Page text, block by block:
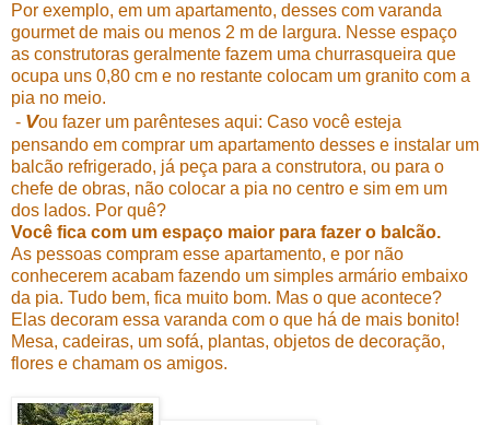
Por exemplo, em um apartamento, desses com varanda
gourmet de mais ou menos 2 m de largura. Nesse espaço
as construtoras geralmente fazem uma churrasqueira que
ocupa uns 0,80 cm e no restante colocam um granito com a
pia no meio.
- Vou fazer um parênteses aqui: Caso você esteja
pensando em comprar um apartamento desses e instalar um
balcão refrigerado, já peça para a construtora, ou para o
chefe de obras, não colocar a pia no centro e sim em um
dos lados. Por quê?
Você fica com um espaço maior para fazer o balcão.
As pessoas compram esse apartamento, e por não
conhecerem acabam fazendo um simples armário embaixo
da pia. Tudo bem, fica muito bom. Mas o que acontece?
Elas decoram essa varanda com o que há de mais bonito!
Mesa, cadeiras, um sofá, plantas, objetos de decoração,
flores e chamam os amigos.